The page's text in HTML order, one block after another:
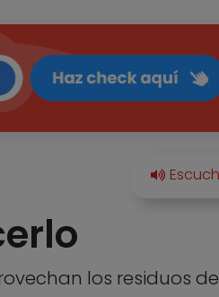
los residuos de